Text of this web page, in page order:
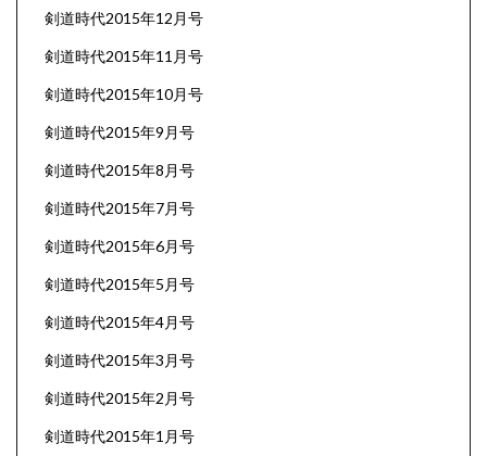
剣道時代2015年12月号
剣道時代2015年11月号
剣道時代2015年10月号
剣道時代2015年9月号
剣道時代2015年8月号
剣道時代2015年7月号
剣道時代2015年6月号
剣道時代2015年5月号
剣道時代2015年4月号
剣道時代2015年3月号
剣道時代2015年2月号
剣道時代2015年1月号